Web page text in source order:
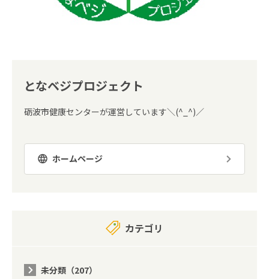
となベジプロジェクト
砺波市健康センターが運営しています＼(^_^)／
ホームページ
カテゴリ
未分類（207）